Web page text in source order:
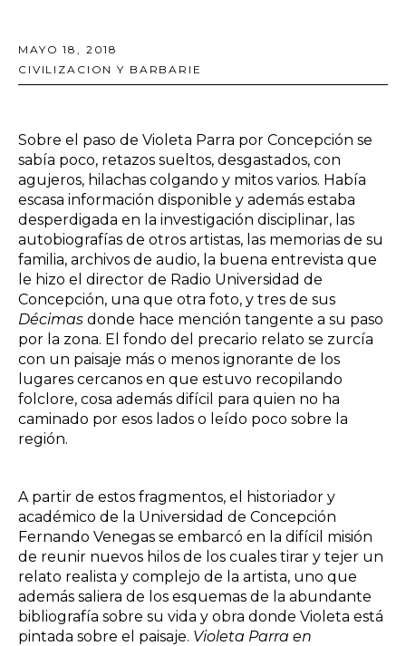
MAYO 18, 2018
CIVILIZACION Y BARBARIE
Sobre el paso de Violeta Parra por Concepción se
sabía poco, retazos sueltos, desgastados, con
agujeros, hilachas colgando y mitos varios. Había
escasa información disponible y además estaba
desperdigada en la investigación disciplinar, las
autobiografías de otros artistas, las memorias de su
familia, archivos de audio, la buena entrevista que
le hizo el director de Radio Universidad de
Concepción, una que otra foto, y tres de sus
Décimas donde hace mención tangente a su paso
por la zona. El fondo del precario relato se zurcía
con un paisaje más o menos ignorante de los
lugares cercanos en que estuvo recopilando
folclore, cosa además difícil para quien no ha
caminado por esos lados o leído poco sobre la
región.
A partir de estos fragmentos, el historiador y
académico de la Universidad de Concepción
Fernando Venegas se embarcó en la difícil misión
de reunir nuevos hilos de los cuales tirar y tejer un
relato realista y complejo de la artista, uno que
además saliera de los esquemas de la abundante
bibliografía sobre su vida y obra donde Violeta está
pintada sobre el paisaje. Violeta Parra en